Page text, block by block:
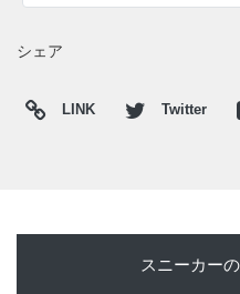
れ、サイドのアシックスス
がら奥行きのある表情を作
っている。
海外では2026年5月よりア
シェア
LINK Twitter
スニーカー